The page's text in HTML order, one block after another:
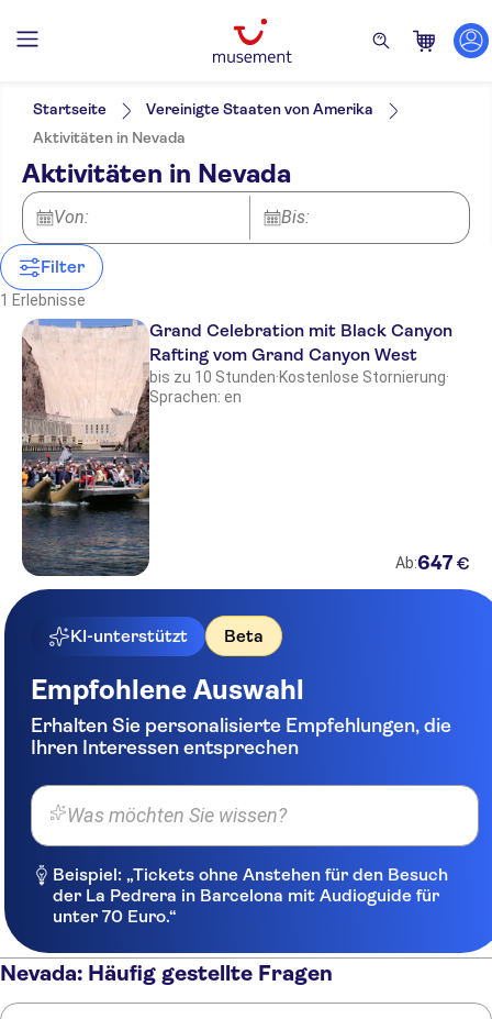
Filter
Min.
Ticketoptionen
Kostenloser Rücktritt
Sofortbestätigung
Kategorien
Aktivitäten in der Luft
Englisch
Startseite
Vereinigte Staaten von Amerika
Aktivitäten in Nevada
Aktivitäten in Nevada
Von: Bis:
Filter
1 Erlebnisse
Grand Celebration mit Black Canyon
Rafting vom Grand Canyon West
bis zu 10 Stunden·Kostenlose Stornierung·
Sprachen: en
Ab:647 €
KI-unterstützt Beta
Empfohlene Auswahl
Erhalten Sie personalisierte Empfehlungen, die
Ihren Interessen entsprechen
Was möchten Sie wissen?
Beispiel: „Tickets ohne Anstehen für den Besuch
der La Pedrera in Barcelona mit Audioguide für
unter 70 Euro.“
Nevada: Häufig gestellte Fragen